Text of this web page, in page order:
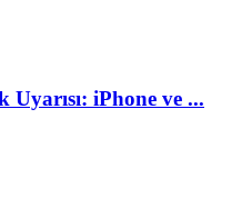
iPhone ve ...